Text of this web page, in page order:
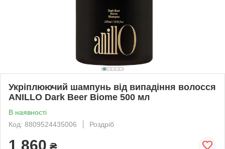
Укріплюючий шампунь від випадіння волосся
ANILLO Dark Beer Biome 500 мл
В наявності
Код: 8809524435006
Роздріб
1 860